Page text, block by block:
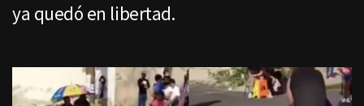
ya quedó en libertad.